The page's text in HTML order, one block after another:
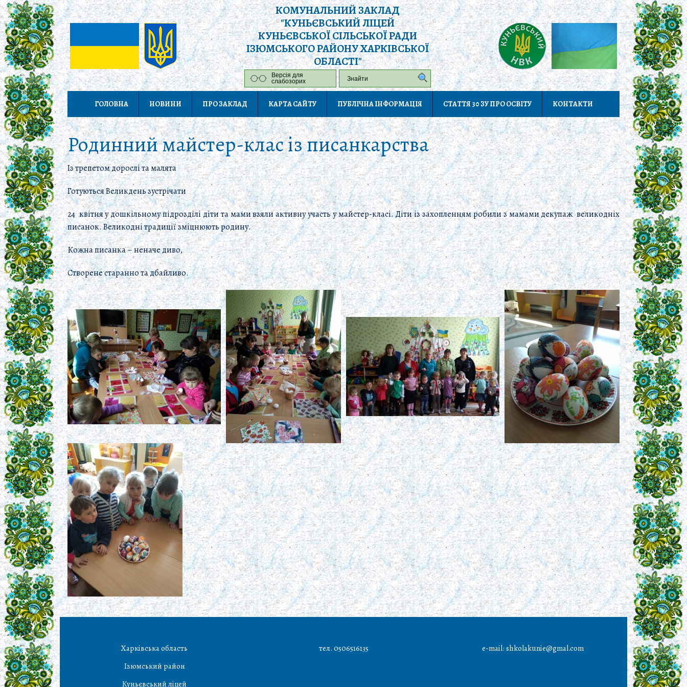
КОМУНАЛЬНИЙ ЗАКЛАД
"КУНЬЄВСЬКИЙ ЛІЦЕЙ
КУНЬЄВСЬКОЇ СІЛЬСЬКОЇ РАДИ
ІЗЮМСЬКОГО РАЙОНУ ХАРКІВСЬКОЇ
ОБЛАСТІ"
Версія для
слабозорих
ГОЛОВНА НОВИНИ ПРО ЗАКЛАД КАРТА САЙТУ ПУБЛІЧНА ІНФОРМАЦІЯ СТАТТЯ 30 ЗУ ПРО ОСВІТУ КОНТАКТИ
Родинний майстер-клас із писанкарства
Із трепетом дорослі та малята
Готуються Великдень зустрічати
24 квітня у дошкільному підрозділі діти та мами взяли активну участь у майстер-класі. Діти із захопленням робили з мамами декупаж великодніх
писанок. Великодні традиції зміцнюють родину.
Кожна писанка – неначе диво,
Створене старанно та дбайливо.
Харківська область
Ізюмський район
Куньєвський ліцей
тел. 0506516135 e-mail: shkolakunie@gmal.com